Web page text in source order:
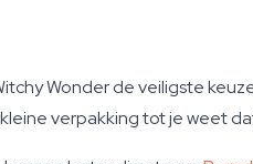
Wonder de veiligste
verpakking tot je weet